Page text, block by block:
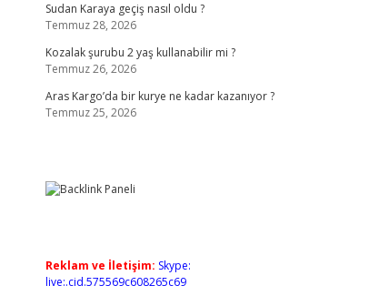
Sudan Karaya geçiş nasıl oldu ?
Temmuz 28, 2026
Kozalak şurubu 2 yaş kullanabilir mi ?
Temmuz 26, 2026
Aras Kargo’da bir kurye ne kadar kazanıyor ?
Temmuz 25, 2026
Reklam ve İletişim: Skype:
live:.cid.575569c608265c69